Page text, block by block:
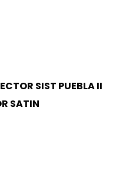
SIST PUEBLA II
SATIN